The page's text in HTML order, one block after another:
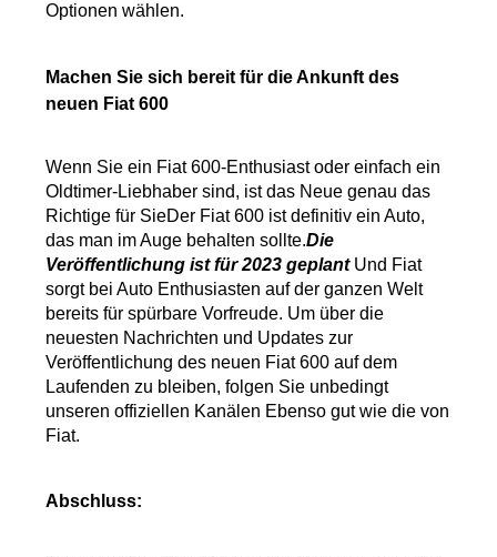
Optionen wählen.
Machen Sie sich bereit für die Ankunft des
neuen Fiat 600
Wenn Sie ein Fiat 600-Enthusiast oder einfach ein
Oldtimer-Liebhaber sind, ist das Neue genau das
Richtige für SieDer Fiat 600 ist definitiv ein Auto,
das man im Auge behalten sollte.Die
Veröffentlichung ist für 2023 geplant Und Fiat
sorgt bei Auto Enthusiasten auf der ganzen Welt
bereits für spürbare Vorfreude. Um über die
neuesten Nachrichten und Updates zur
Veröffentlichung des neuen Fiat 600 auf dem
Laufenden zu bleiben, folgen Sie unbedingt
unseren offiziellen Kanälen Ebenso gut wie die von
Fiat.
Abschluss: